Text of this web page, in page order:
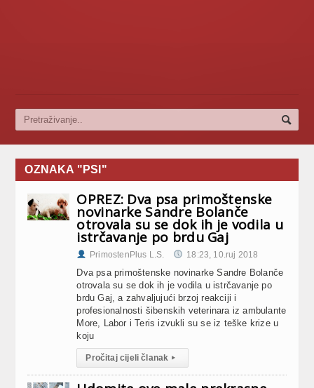
OZNAKA "PSI"
OPREZ: Dva psa primoštenske
novinarke Sandre Bolanče
otrovala su se dok ih je vodila u
istrčavanje po brdu Gaj
PrimostenPlus L.S. 18:23, 10.ruj 2018
Dva psa primoštenske novinarke Sandre Bolanče
otrovala su se dok ih je vodila u istrčavanje po
brdu Gaj, a zahvaljujući brzoj reakciji i
profesionalnosti šibenskih veterinara iz ambulante
More, Labor i Teris izvukli su se iz teške krize u
koju
Pročitaj cijeli članak ▸